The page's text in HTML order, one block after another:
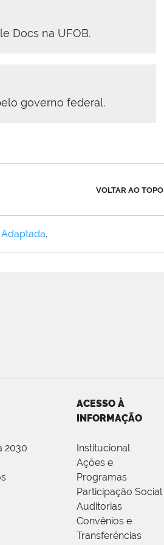
Docs na UFOB.
governo federal.
VOLTAR AO TOPO
.
2030
ACESSO À
INFORMAÇÃO
Institucional
Ações e
Programas
Participação Social
Auditorias
Convênios e
Transferências